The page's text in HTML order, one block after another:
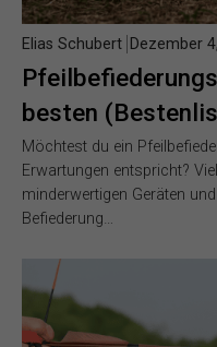
besten
Elias Schubert Dezember
Möchtest du ein
Erwartungen entspricht?
minderwertigen Geräten
Befiederung…